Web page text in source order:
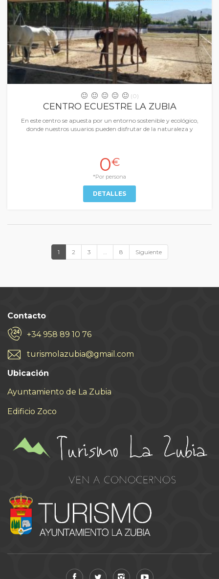
(0)
CENTRO ECUESTRE LA ZUBIA
En este centro se apuesta por un entorno sostenible y ecológico,
donde nuestros usuarios pueden disfrutar de la naturaleza y
0€
*Por persona
DETALLES
1 2 3 … 8 Siguiente
Contacto
+34 958 89 10 76
turismolazubia@gmail.com
Ubicación
Ayuntamiento de La Zubia
Edificio Zoco